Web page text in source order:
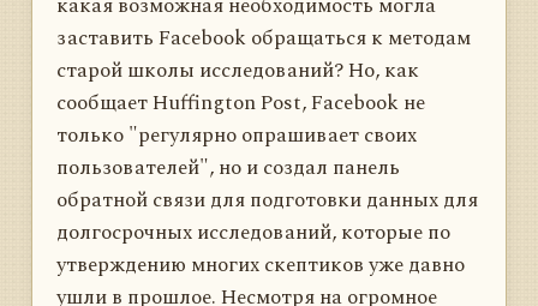
заставить Facebook обращаться к методам
старой школы исследований? Но, как
сообщает Huffington Post, Facebook не
только "регулярно опрашивает своих
пользователей", но и создал панель
обратной связи для подготовки данных для
долгосрочных исследований, которые по
утверждению многих скептиков уже давно
ушли в прошлое. Несмотря на огромное